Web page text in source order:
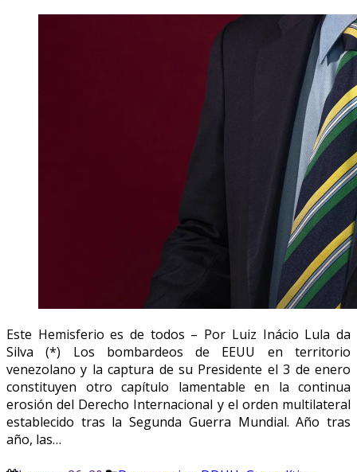
Este Hemisferio es de todos – Por Luiz Inácio Lula da
Silva (*) Los bombardeos de EEUU en territorio
venezolano y la captura de su Presidente el 3 de enero
constituyen otro capítulo lamentable en la continua
erosión del Derecho Internacional y el orden multilateral
establecido tras la Segunda Guerra Mundial. Año tras
año, las…